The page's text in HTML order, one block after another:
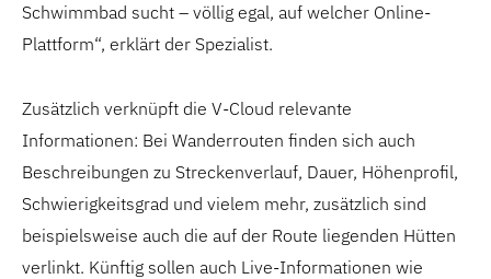
Schwimmbad sucht – völlig egal, auf welcher Online-
Plattform“, erklärt der Spezialist.
Zusätzlich verknüpft die V-Cloud relevante
Informationen: Bei Wanderrouten finden sich auch
Beschreibungen zu Streckenverlauf, Dauer, Höhenprofil,
Schwierigkeitsgrad und vielem mehr, zusätzlich sind
beispielsweise auch die auf der Route liegenden Hütten
verlinkt. Künftig sollen auch Live-Informationen wie